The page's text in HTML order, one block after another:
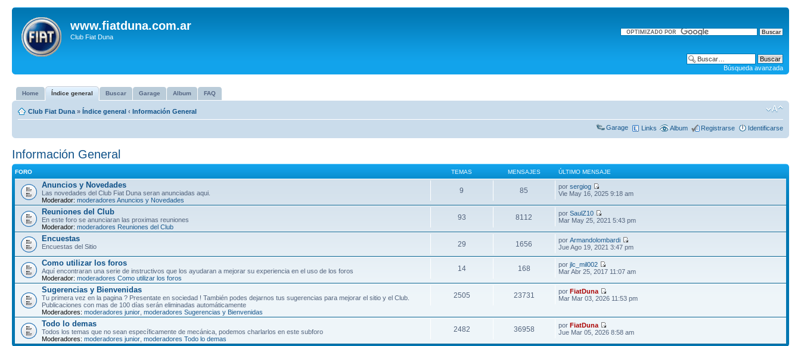
www.fiatduna.com.ar
Club Fiat Duna
Búsqueda avanzada
Home Índice general Buscar Garage Album FAQ
Club Fiat Duna » Índice general ‹ Información General
Garage Links Album Registrarse Identificarse
Información General
FORO TEMAS MENSAJES ÚLTIMO MENSAJE
Anuncios y Novedades
Las novedades del Club Fiat Duna seran anunciadas aqui.
Moderador: moderadores Anuncios y Novedades
9 85 porsergiog
Vie May 16, 2025 9:18 am
Reuniones del Club
En este foro se anunciaran las proximas reuniones
Moderador: moderadores Reuniones del Club
93 8112 porSaulZ10
Mar May 25, 2021 5:43 pm
Encuestas
Encuestas del Sitio 29 1656 porArmandolombardi
Jue Ago 19, 2021 3:47 pm
Como utilizar los foros
Aquí encontraran una serie de instructivos que los ayudaran a mejorar su experiencia en el uso de los foros
Moderador: moderadores Como utilizar los foros
14 168 porjlc_mil002
Mar Abr 25, 2017 11:07 am
Sugerencias y Bienvenidas
Tu primera vez en la pagina ? Presentate en sociedad ! También podes dejarnos tus sugerencias para mejorar el sitio y el Club.
Publicaciones con mas de 100 días serán eliminadas automáticamente
Moderadores: moderadores junior moderadores Sugerencias y Bienvenidas
2505 23731 porFiatDuna
Mar Mar 03, 2026 11:53 pm
Todo lo demas
Todos los temas que no sean específicamente de mecánica, podemos charlarlos en este subforo
Moderadores: moderadores junior moderadores Todo lo demas
2482 36958 porFiatDuna
Jue Mar 05, 2026 8:58 am